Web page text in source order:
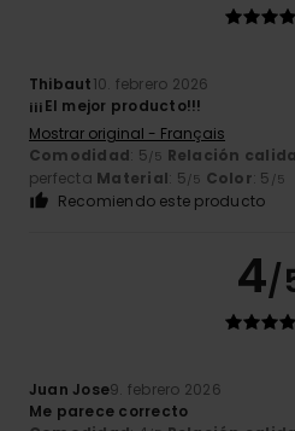
Thibaut10. febrero 2026
¡¡¡El mejor producto!!!
Mostrar original - Français
Comodidad: 5/5 Relación
perfecta Material: 5/5 Color: 5 /5
Recomiendo este producto
4/
Juan Jose9. febrero 2026
Me parece correcto